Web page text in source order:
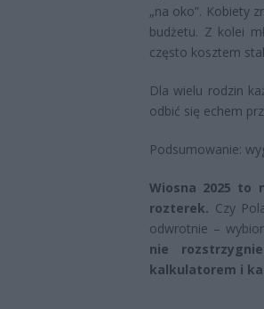
„na oko”. Kobiety
budżetu. Z kolei
często kosztem
Dla wielu rodzin
odbić się echem
Podsumowanie:
Wiosna 2025 to
rozterek. Czy
odwrotnie –
nie
kalkulatorem i